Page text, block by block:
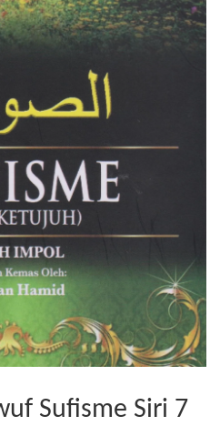
Sufisme Siri 7